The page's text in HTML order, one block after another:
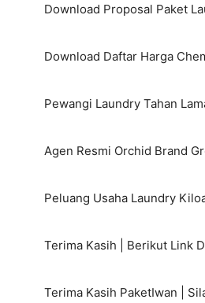
Download Proposal Paket
Download Daftar Harga
Pewangi Laundry Tahan
Agen Resmi Orchid Brand
Peluang Usaha Laundry
Terima Kasih | Berikut Link
Terima Kasih PaketIwan |